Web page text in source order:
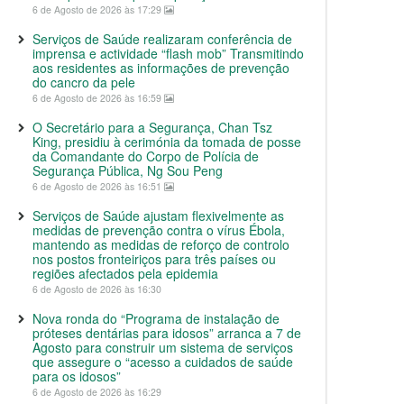
6 de Agosto de 2026 às 17:29
Serviços de Saúde realizaram conferência de
imprensa e actividade “flash mob” Transmitindo
aos residentes as informações de prevenção
do cancro da pele
6 de Agosto de 2026 às 16:59
O Secretário para a Segurança, Chan Tsz
King, presidiu à cerimónia da tomada de posse
da Comandante do Corpo de Polícia de
Segurança Pública, Ng Sou Peng
6 de Agosto de 2026 às 16:51
Serviços de Saúde ajustam flexivelmente as
medidas de prevenção contra o vírus Ébola,
mantendo as medidas de reforço de controlo
nos postos fronteiriços para três países ou
regiões afectados pela epidemia
6 de Agosto de 2026 às 16:30
Nova ronda do “Programa de instalação de
próteses dentárias para idosos” arranca a 7 de
Agosto para construir um sistema de serviços
que assegure o “acesso a cuidados de saúde
para os idosos”
6 de Agosto de 2026 às 16:29